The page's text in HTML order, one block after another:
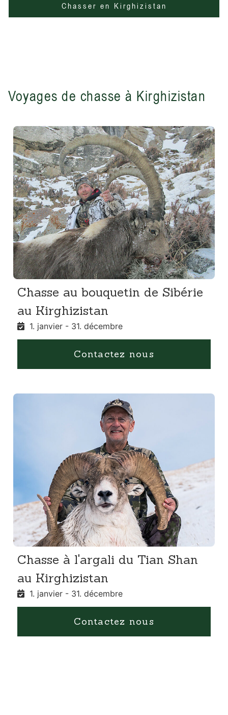
Chasser en Kirghizistan
Voyages de chasse à Kirghizistan
Chasse au bouquetin de Sibérie
au Kirghizistan
1. janvier - 31. décembre
Contactez nous
Chasse à l'argali du Tian Shan
au Kirghizistan
1. janvier - 31. décembre
Contactez nous